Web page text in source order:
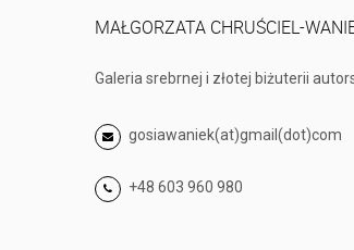
MAŁGORZATA CHRUŚCIEL-
Galeria srebrnej i złotej biżuterii
gosiawaniek(at)gmail(dot)com
+48 603 960 980